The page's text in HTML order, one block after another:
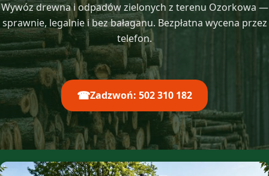
Cennik
Wywóz drewna i odpadów zielonych z terenu Ozorkowa —
sprawnie, legalnie i bez bałaganu. Bezpłatna wycena przez
telefon.
☎Zadzwoń: 502 310 182